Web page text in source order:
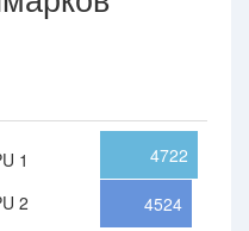
1
2
4722
4524